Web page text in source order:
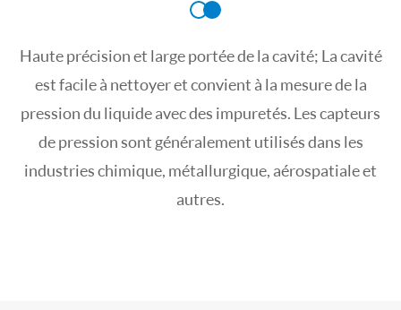
Haute précision et large portée de la cavité; La cavité
est facile à nettoyer et convient à la mesure de la
pression du liquide avec des impuretés. Les capteurs
de pression sont généralement utilisés dans les
industries chimique, métallurgique, aérospatiale et
autres.